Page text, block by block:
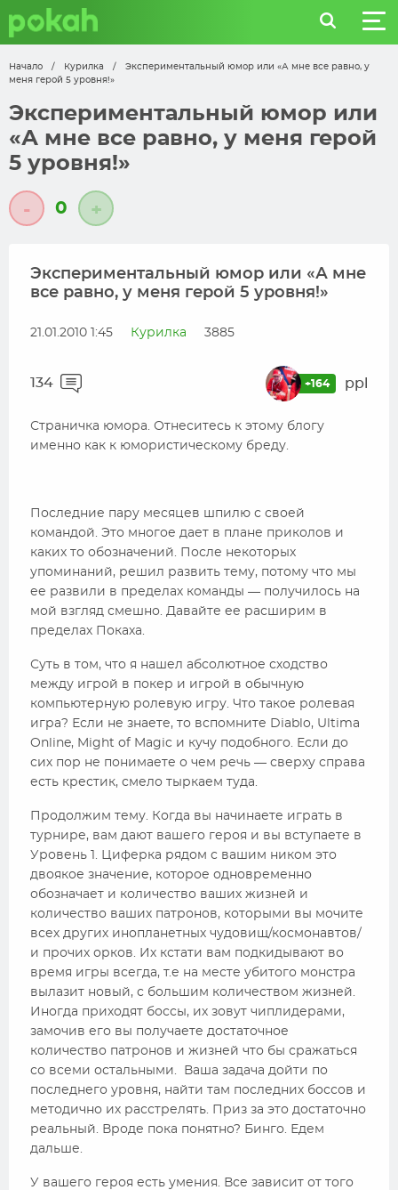
Начало / Курилка /
Экспериментальный юмор или «А мне все равно, у
меня герой 5 уровня!»
Экспериментальный юмор или
«А мне все равно, у меня герой
5 уровня!»
- 0 +
Экспериментальный юмор или «А мне
все равно, у меня герой 5 уровня!»
21.01.2010 1:45 Курилка 3885
134 +164 ppl
Страничка юмора. Отнеситесь к этому блогу
именно как к юмористическому бреду.
Последние пару месяцев шпилю с своей
командой. Это многое дает в плане приколов и
каких то обозначений. После некоторых
упоминаний, решил развить тему, потому что мы
ее развили в пределах команды — получилось на
мой взгляд смешно. Давайте ее расширим в
пределах Покаха.
Суть в том, что я нашел абсолютное сходство
между игрой в покер и игрой в обычную
компьютерную ролевую игру. Что такое ролевая
игра? Если не знаете, то вспомните Diablo, Ultima
Online, Might of Magic и кучу подобного. Если до
сих пор не понимаете о чем речь — сверху справа
есть крестик, смело тыркаем туда.
Продолжим тему. Когда вы начинаете играть в
турнире, вам дают вашего героя и вы вступаете в
Уровень 1. Циферка рядом с вашим ником это
двоякое значение, которое одновременно
обозначает и количество ваших жизней и
количество ваших патронов, которыми вы мочите
всех других инопланетных чудовищ/космонавтов/
и прочих орков. Их кстати вам подкидывают во
время игры всегда, т.е на месте убитого монстра
вылазит новый, с большим количеством жизней.
Иногда приходят боссы, их зовут чиплидерами,
замочив его вы получаете достаточное
количество патронов и жизней что бы сражаться
со всеми остальными. Ваша задача дойти по
последнего уровня, найти там последних боссов и
методично их расстрелять. Приз за это достаточно
реальный. Вроде пока понятно? Бинго. Едем
дальше.
У вашего героя есть умения. Все зависит от того